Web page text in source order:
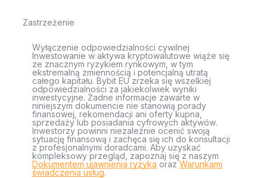
Zastrzeżenie
Wyłączenie odpowiedzialności cywilnej
Inwestowanie w aktywa kryptowalutowe wiąże się
ze znacznym ryzykiem rynkowym, w tym
ekstremalną zmiennością i potencjalną utratą
całego kapitału. Bybit EU zrzeka się wszelkiej
odpowiedzialności za jakiekolwiek wyniki
inwestycyjne. Żadne informacje zawarte w
niniejszym dokumencie nie stanowią porady
finansowej, rekomendacji ani oferty kupna,
sprzedaży lub posiadania cyfrowych aktywów.
Inwestorzy powinni niezależnie ocenić swoją
sytuację finansową i zachęca się ich do konsultacji
z profesjonalnymi doradcami. Aby uzyskać
kompleksowy przegląd, zapoznaj się z naszym
Dokumentem ujawnienia ryzyka orazWarunkami
świadczenia usług.